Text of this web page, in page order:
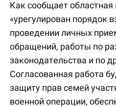
Как сообщает областная
«урегулирован порядок
проведении личных
обращений, работы по
законодательства и по
Согласованная работа
защиту прав семей
военной операции,